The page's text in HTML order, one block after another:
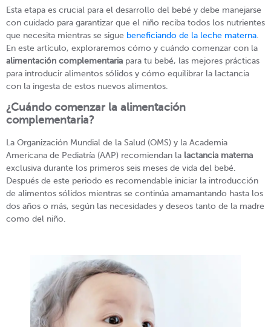
Esta etapa es crucial para el desarrollo del bebé y debe manejarse
con cuidado para garantizar que el niño reciba todos los nutrientes
que necesita mientras se sigue beneficiando de la leche materna
En este artículo, exploraremos cómo y cuándo comenzar con la
alimentación complementaria para tu bebé, las mejores prácticas
para introducir alimentos sólidos y cómo equilibrar la lactancia
con la ingesta de estos nuevos alimentos.
¿Cuándo comenzar la alimentación
complementaria?
La Organización Mundial de la Salud (OMS) y la Academia
Americana de Pediatría (AAP) recomiendan la lactancia materna
exclusiva durante los primeros seis meses de vida del bebé.
Después de este periodo es recomendable iniciar la introducción
de alimentos sólidos mientras se continúa amamantando hasta los
dos años o más, según las necesidades y deseos tanto de la madre
como del niño.